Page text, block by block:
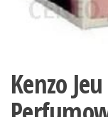
Kenzo